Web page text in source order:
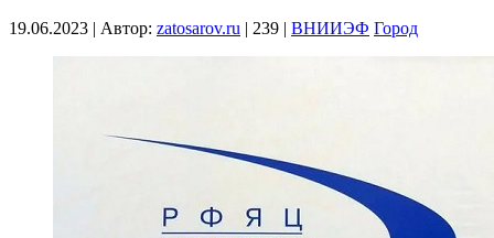
19.06.2023 | Автор: zatosarov.ru | 239 | ВНИИЭФ Город